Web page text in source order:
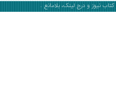
و درج لینک، بلامانع .